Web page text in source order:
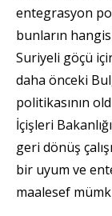
entegrasyon
bunların
Suriyeli göçü
daha önceki
politikasının
İçişleri
geri dönüş
bir uyum ve
maalesef